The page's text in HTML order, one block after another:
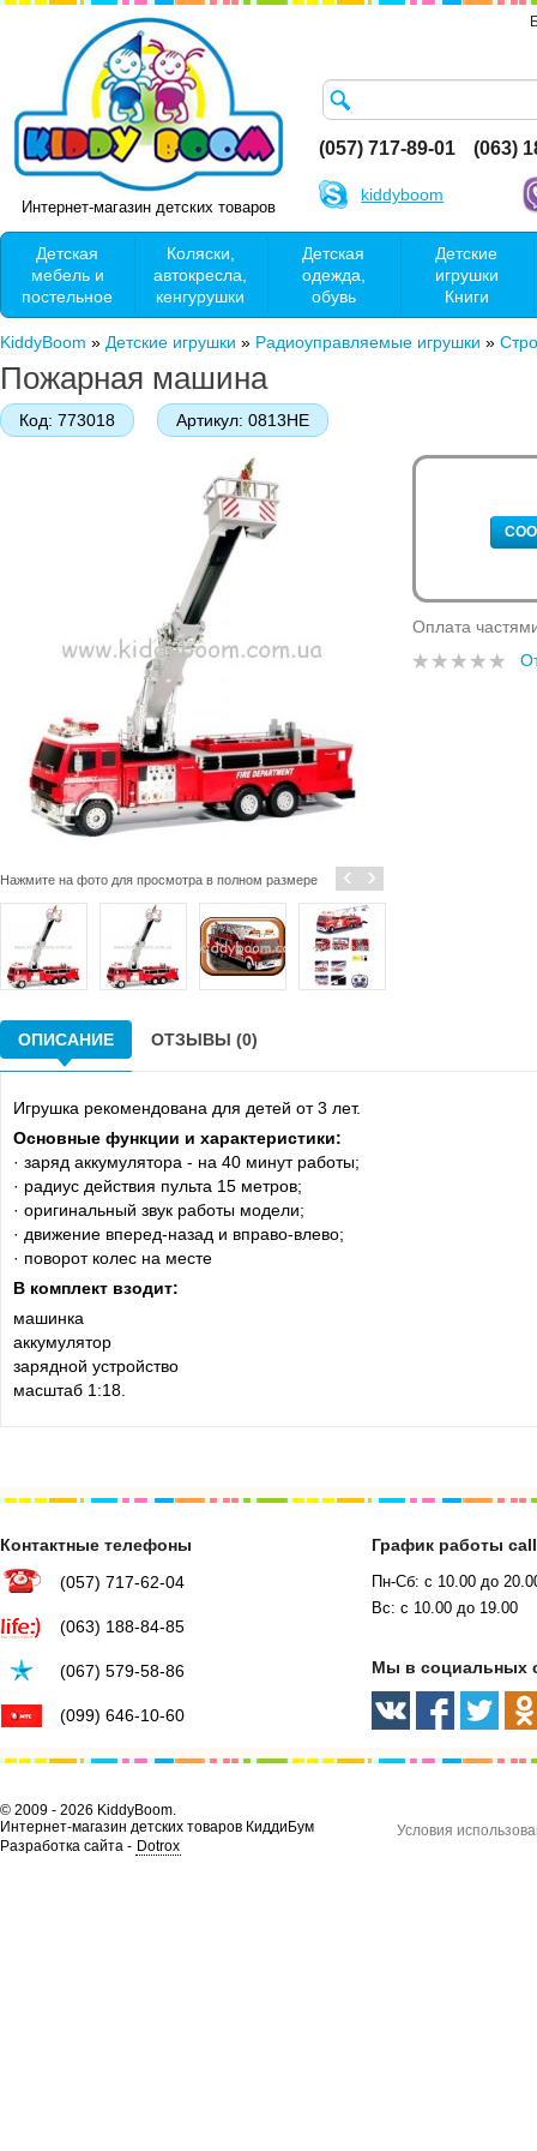
Интернет-магазин детских товаров
(057) 717-89-01 (063)
kiddyboom
Детская
мебель и
постельное
Коляски,
автокресла,
кенгурушки
Детская
одежда,
обувь
Детские
игрушки
Книги
KiddyBoom » Детские игрушки » Радиоуправляемые игрушки »
Пожарная машина
Код: 773018 Артикул: 0813HE
Нажмите на фото для просмотра в полном размере ‹ ›
Оплата
ОПИСАНИЕ ОТЗЫВЫ (0)
Игрушка рекомендована для детей от 3 лет.
Основные функции и характеристики:
· заряд аккумулятора - на 40 минут работы;
· радиус действия пульта 15 метров;
· оригинальный звук работы модели;
· движение вперед-назад и вправо-влево;
· поворот колес на месте
В комплект взодит:
машинка
аккумулятор
зарядной устройство
масштаб 1:18.
Контактные телефоны
(057) 717-62-04
(063) 188-84-85
(067) 579-58-86
(099) 646-10-60
График работы
Пн-Сб: с 10.00 до
Вс: с 10.00 до 19.00
Мы в социальных
© 2009 - 2026 KiddyBoom.
Интернет-магазин детских товаров КиддиБум
Разработка сайта - Dotrox
Условия